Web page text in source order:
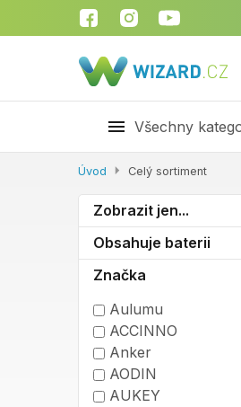
Všechny
Úvod Celý sortiment
Zobrazit jen...
Obsahuje baterii
Značka
Aulumu
ACCINNO
Anker
AODIN
AUKEY